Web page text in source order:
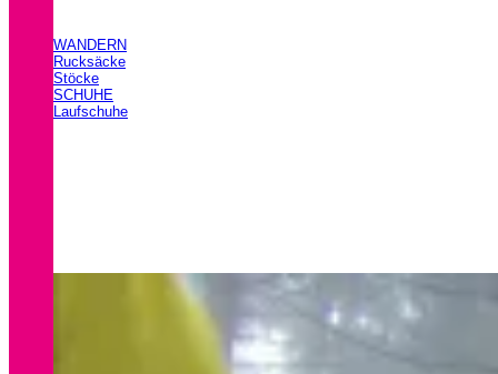
WANDERN
Rucksäcke
Stöcke
SCHUHE
Laufschuhe